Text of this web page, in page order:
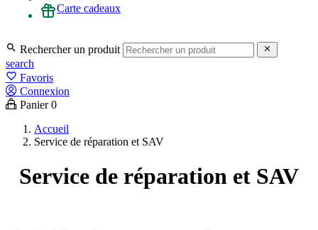
Carte cadeaux
 Rechercher un produit 
search
favorite_border Favoris
Connexion
Panier 0
Accueil
Service de réparation et SAV
Service de réparation et SAV